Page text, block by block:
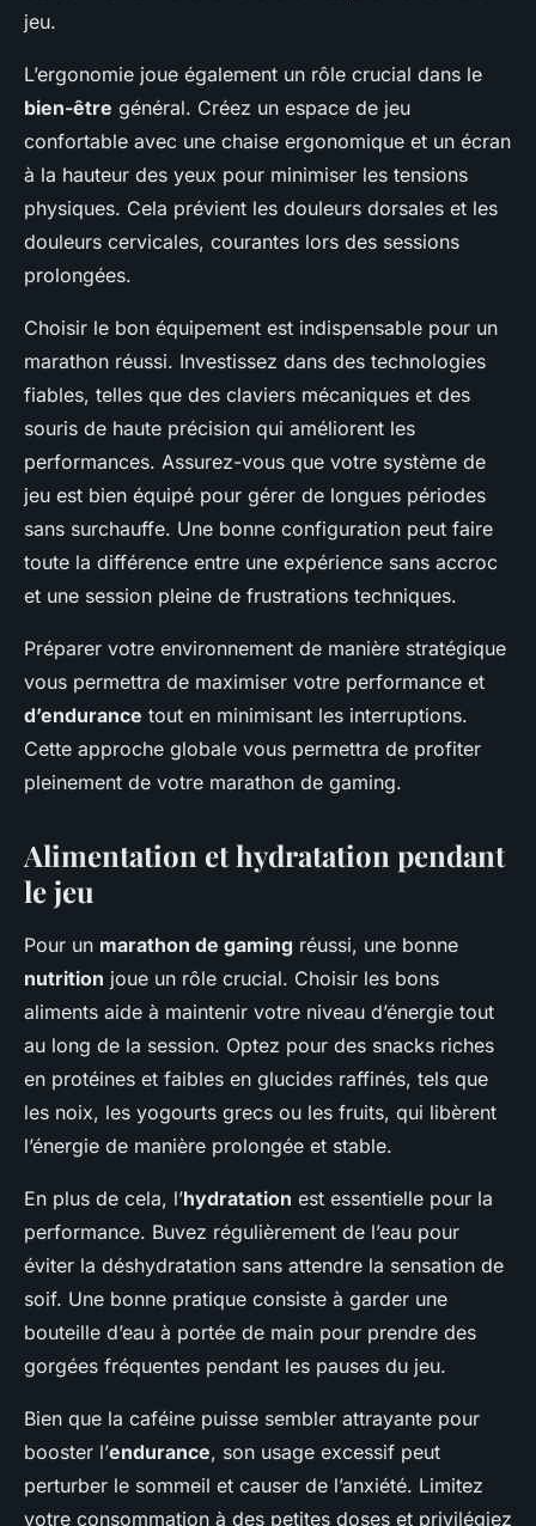
jeu.
L’ergonomie joue également un rôle crucial dans le
bien-être général. Créez un espace de jeu
confortable avec une chaise ergonomique et un écran
à la hauteur des yeux pour minimiser les tensions
physiques. Cela prévient les douleurs dorsales et les
douleurs cervicales, courantes lors des sessions
prolongées.
Choisir le bon équipement est indispensable pour un
marathon réussi. Investissez dans des technologies
fiables, telles que des claviers mécaniques et des
souris de haute précision qui améliorent les
performances. Assurez-vous que votre système de
jeu est bien équipé pour gérer de longues périodes
sans surchauffe. Une bonne configuration peut faire
toute la différence entre une expérience sans accroc
et une session pleine de frustrations techniques.
Préparer votre environnement de manière stratégique
vous permettra de maximiser votre performance et
d’endurance tout en minimisant les interruptions.
Cette approche globale vous permettra de profiter
pleinement de votre marathon de gaming.
Alimentation et hydratation pendant
le jeu
Pour un marathon de gaming réussi, une bonne
nutrition joue un rôle crucial. Choisir les bons
aliments aide à maintenir votre niveau d’énergie tout
au long de la session. Optez pour des snacks riches
en protéines et faibles en glucides raffinés, tels que
les noix, les yogourts grecs ou les fruits, qui libèrent
l’énergie de manière prolongée et stable.
En plus de cela, l’hydratation est essentielle pour la
performance. Buvez régulièrement de l’eau pour
éviter la déshydratation sans attendre la sensation de
soif. Une bonne pratique consiste à garder une
bouteille d’eau à portée de main pour prendre des
gorgées fréquentes pendant les pauses du jeu.
Bien que la caféine puisse sembler attrayante pour
booster l’endurance, son usage excessif peut
perturber le sommeil et causer de l’anxiété. Limitez
votre consommation à des petites doses et privilégiez